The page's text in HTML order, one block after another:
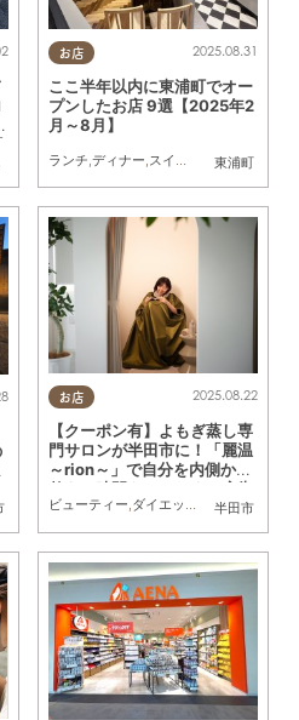
市おひとりさま
お店
東浦町
2025.08.31
ここ半年以内に東浦町でオー
プンしたお店 9選【2025年2
月～8月】
ランチ ディナー スイーツ テイクアウト
広告
お店
半田市
2025.08.22
【クーポン有】よもぎ蒸し専
門サロンが半田市に！「麗温
～rion～」で自分を内側から
整える時間を／ちたまる広告
ビューティー ダイエット 健康,専門店